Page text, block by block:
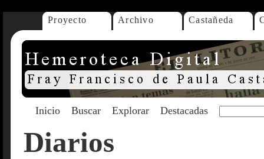
Proyecto Archivo Castañeda
Inicio Buscar Explorar Destacadas
Diarios